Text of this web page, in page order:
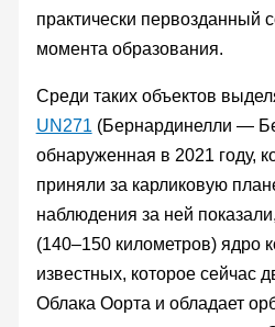
практически первозданный
момента образования.
Среди таких объектов
UN271 (Бернардинелли —
обнаруженная в 2021 году,
приняли за карликовую
наблюдения за ней
(140–150 километров) ядро
известных, которое сейчас
Облака Оорта и обладает